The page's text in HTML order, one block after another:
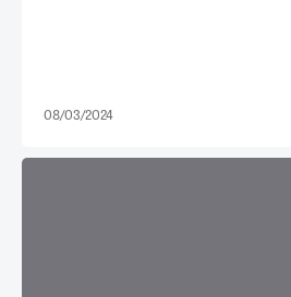
08/03/2024